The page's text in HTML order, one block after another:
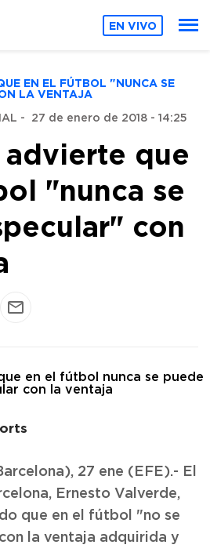
EN VIVO
EN EL FÚTBOL "NUNCA SE
LA VENTAJA
- 27 de enero de 2018 - 14:25
advierte que
"nunca se
con
27 ene (EFE).- El
Ernesto Valverde,
que en el fútbol "no se
la ventaja adquirida y